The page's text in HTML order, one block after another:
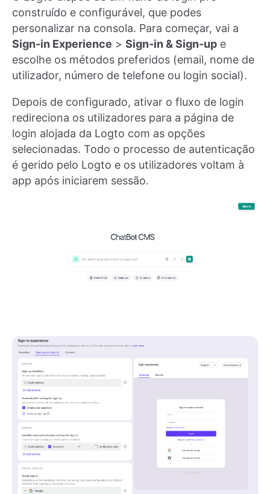
construído e configurável, que podes
personalizar na consola. Para começar, vai a
Sign-in Experience > Sign-in & Sign-up e
escolhe os métodos preferidos (email, nome de
utilizador, número de telefone ou login social).
Depois de configurado, ativar o fluxo de login
redireciona os utilizadores para a página de
login alojada da Logto com as opções
selecionadas. Todo o processo de autenticação
é gerido pelo Logto e os utilizadores voltam à
app após iniciarem sessão.